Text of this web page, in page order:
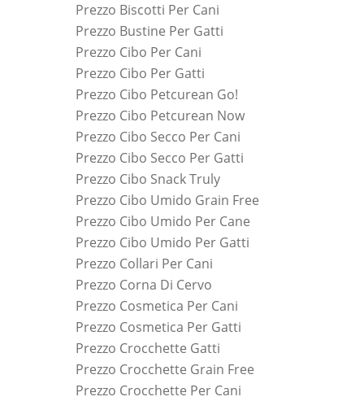
Prezzo Biscotti Per Cani
Prezzo Bustine Per Gatti
Prezzo Cibo Per Cani
Prezzo Cibo Per Gatti
Prezzo Cibo Petcurean Go!
Prezzo Cibo Petcurean Now
Prezzo Cibo Secco Per Cani
Prezzo Cibo Secco Per Gatti
Prezzo Cibo Snack Truly
Prezzo Cibo Umido Grain Free
Prezzo Cibo Umido Per Cane
Prezzo Cibo Umido Per Gatti
Prezzo Collari Per Cani
Prezzo Corna Di Cervo
Prezzo Cosmetica Per Cani
Prezzo Cosmetica Per Gatti
Prezzo Crocchette Gatti
Prezzo Crocchette Grain Free
Prezzo Crocchette Per Cani